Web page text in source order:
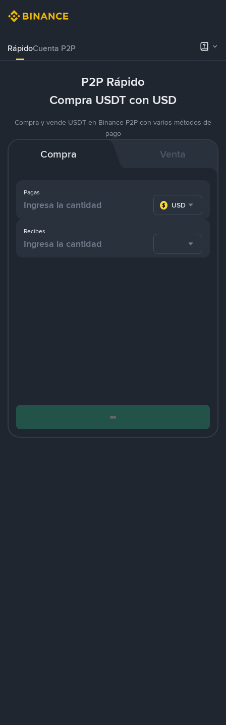
RápidoCuenta P2P
P2P Rápido
Compra USDT con USD
Compra y vende USDT en Binance P2P con varios métodos de
pago
Compra Venta
Pagas
USD
Recibes